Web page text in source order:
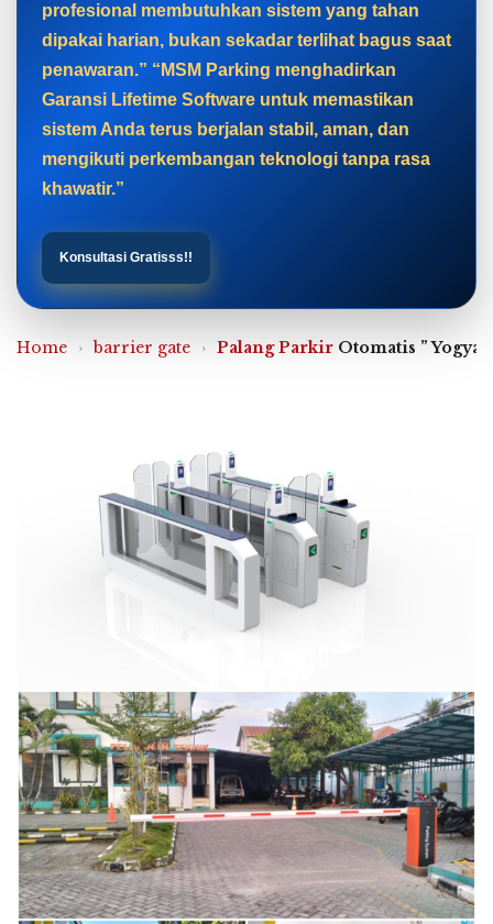
profesional membutuhkan sistem yang tahan
dipakai harian, bukan sekadar terlihat bagus saat
penawaran.” “MSM Parking menghadirkan
Garansi Lifetime Software untuk memastikan
sistem Anda terus berjalan stabil, aman, dan
mengikuti perkembangan teknologi tanpa rasa
khawatir.”
Konsultasi Gratisss!!
Home › barrier gate › Palang Parkir Otomatis ”